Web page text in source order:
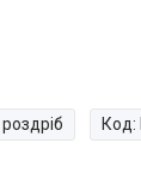
Код: